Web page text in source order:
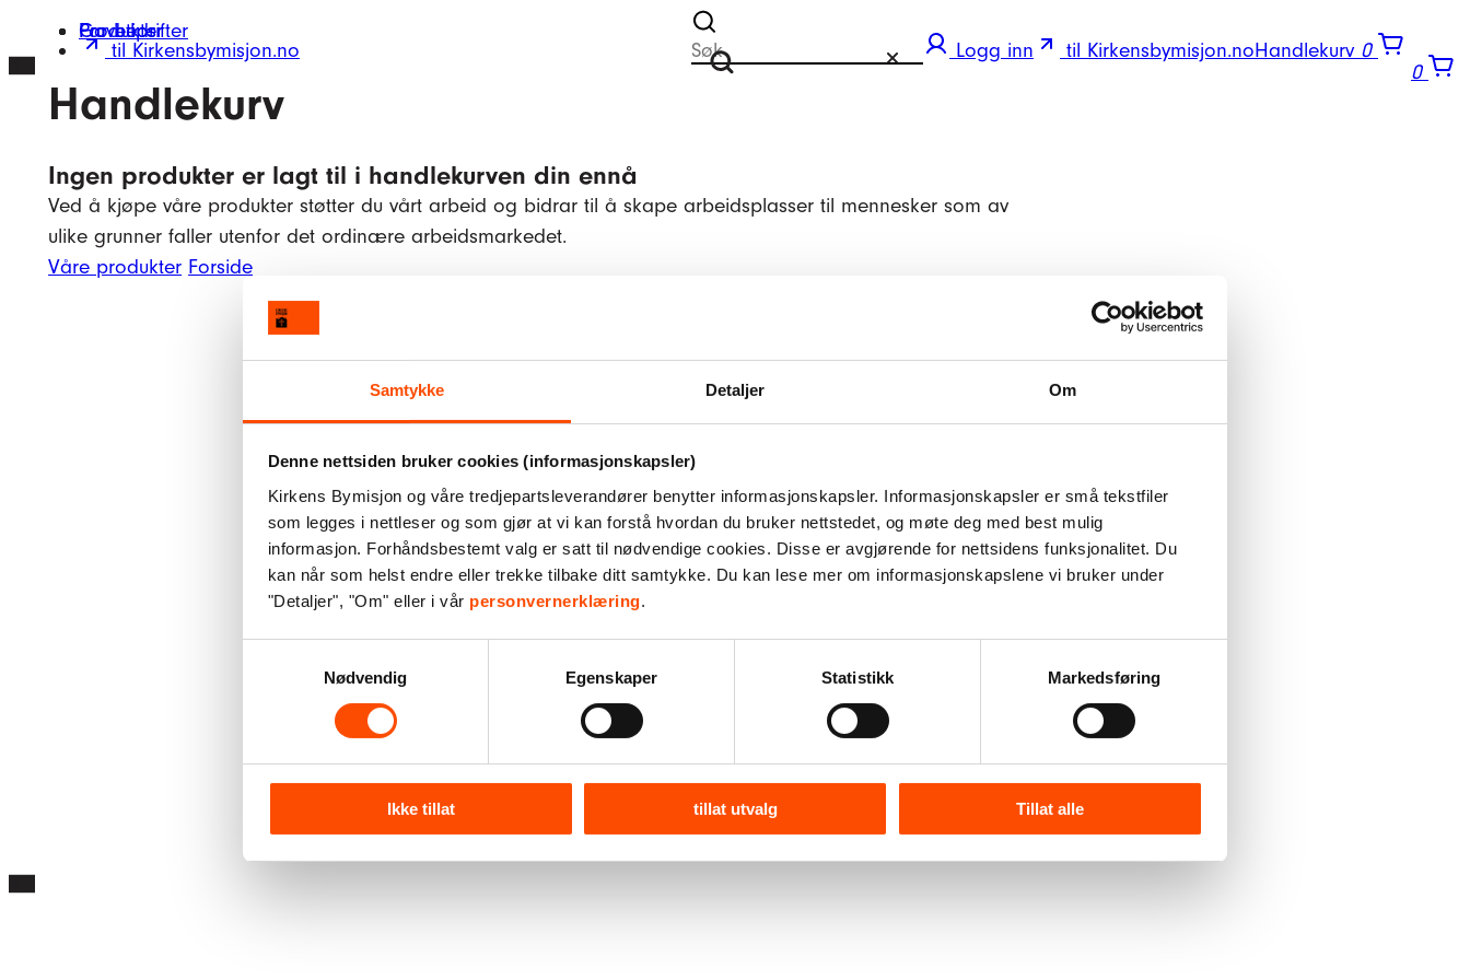
Samtykke Detaljer Om
Denne nettsiden bruker cookies (informasjonskapsler)
Kirkens Bymisjon og våre tredjepartsleverandører benytter informasjonskapsler. Informasjonskapsler er små tekstfiler
som legges i nettleser og som gjør at vi kan forstå hvordan du bruker nettstedet, og møte deg med best mulig
informasjon. Forhåndsbestemt valg er satt til nødvendige cookies. Disse er avgjørende for nettsidens funksjonalitet. Du
kan når som helst endre eller trekke tilbake ditt samtykke. Du kan lese mer om informasjonskapslene vi bruker under
"Detaljer", "Om" eller i vår personvernerklæring.
Nødvendig
Egenskaper Statistikk Markedsføring
Ikke tillat tillat utvalg Tillat alle
til
innhold
Gavetips
Produkter
For bedrifter
til Kirkensbymisjon.no
Søk etter
Søk Tilbakestill Logg inn til Kirkensbymisjon.noHandlekurv 0
0
Handlekurv
Ingen produkter er lagt til i handlekurven din ennå
Ved å kjøpe våre produkter støtter du vårt arbeid og bidrar til å skape arbeidsplasser til mennesker som av
ulike grunner faller utenfor det ordinære arbeidsmarkedet.
Våre produkter Forside